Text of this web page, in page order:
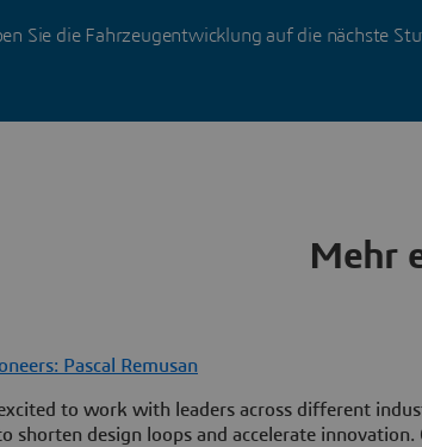
Sie die Fahrzeugentwicklung auf die nächste
Mehr
Pascal Remusan
to work with leaders across different
shorten design loops and accelerate